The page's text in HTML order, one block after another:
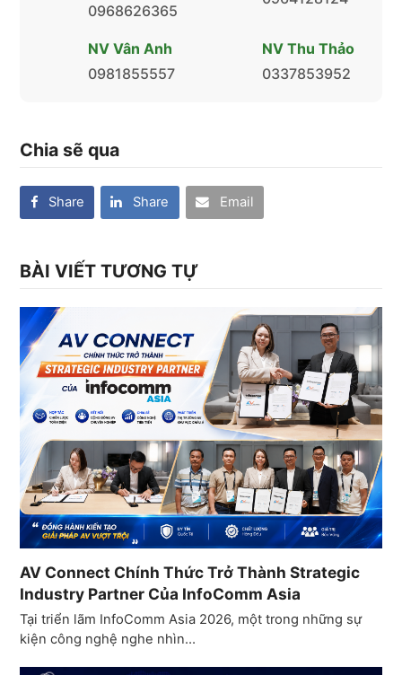
0968626365
NV Vân Anh
0981855557
NV Thu Thảo
0337853952
Chia sẽ qua
Share Share Email
BÀI VIẾT TƯƠNG TỰ
AV Connect Chính Thức Trở Thành Strategic
Industry Partner Của InfoComm Asia
Tại triển lãm InfoComm Asia 2026, một trong những sự
kiện công nghệ nghe nhìn…